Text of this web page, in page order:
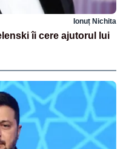
Ionuț Nichita
îi cere ajutorul lui